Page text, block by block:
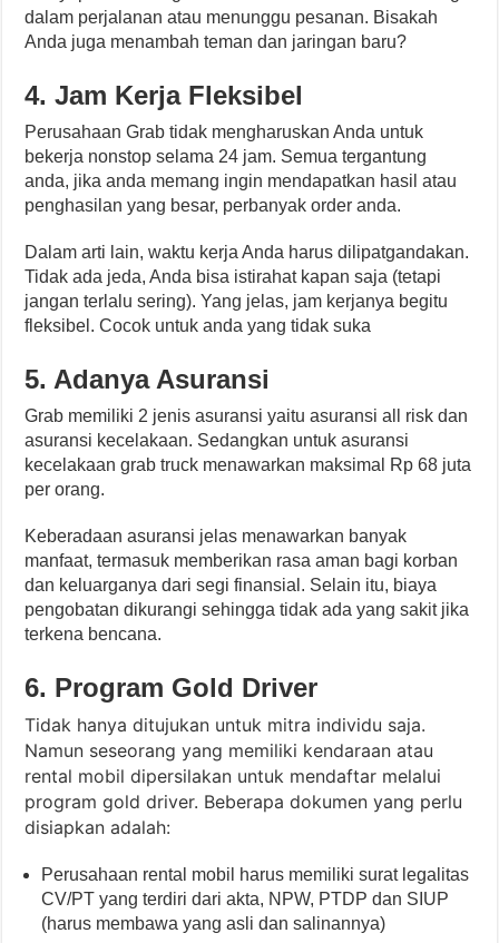
dalam perjalanan atau menunggu pesanan. Bisakah
Anda juga menambah teman dan jaringan baru?
4. Jam Kerja Fleksibel
Perusahaan Grab tidak mengharuskan Anda untuk
bekerja nonstop selama 24 jam. Semua tergantung
anda, jika anda memang ingin mendapatkan hasil atau
penghasilan yang besar, perbanyak order anda.
Dalam arti lain, waktu kerja Anda harus dilipatgandakan.
Tidak ada jeda, Anda bisa istirahat kapan saja (tetapi
jangan terlalu sering). Yang jelas, jam kerjanya begitu
fleksibel. Cocok untuk anda yang tidak suka
5. Adanya Asuransi
Grab memiliki 2 jenis asuransi yaitu asuransi all risk dan
asuransi kecelakaan. Sedangkan untuk asuransi
kecelakaan grab truck menawarkan maksimal Rp 68 juta
per orang.
Keberadaan asuransi jelas menawarkan banyak
manfaat, termasuk memberikan rasa aman bagi korban
dan keluarganya dari segi finansial. Selain itu, biaya
pengobatan dikurangi sehingga tidak ada yang sakit jika
terkena bencana.
6. Program Gold Driver
Tidak hanya ditujukan untuk mitra individu saja.
Namun seseorang yang memiliki kendaraan atau
rental mobil dipersilakan untuk mendaftar melalui
program gold driver. Beberapa dokumen yang perlu
disiapkan adalah:
Perusahaan rental mobil harus memiliki surat legalitas
CV/PT yang terdiri dari akta, NPW, PTDP dan SIUP
(harus membawa yang asli dan salinannya)